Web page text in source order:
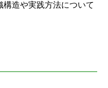
構造や実践方法について